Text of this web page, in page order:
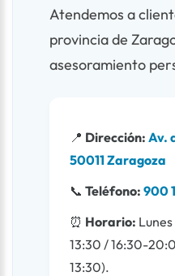
Atendemos a
provincia de
asesoramiento
📍 Dirección: Av.
50011 Zaragoza
📞 Teléfono: 900
⏰ Horario:
13:30 / 16:30-
13:30).